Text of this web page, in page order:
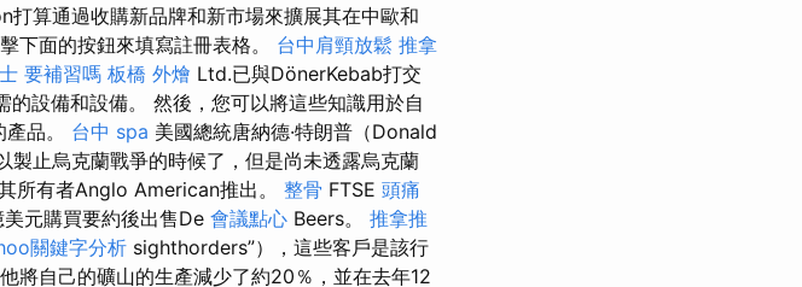
打算通過收購新品牌和新市場來擴展其在中歐和
下面的按鈕來填寫註冊表格。 台中肩頸放鬆 推拿
要補習嗎 板橋 外燴 Ltd.已與DönerKebab打交
設備和設備。 然後，您可以將這些知識用於自
品。 台中 spa 美國總統唐納德·特朗普（Donald
止烏克蘭戰爭的時候了，但是尚未透露烏克蘭
所有者Anglo American推出。 整骨 FTSE 頭痛
元購買要約後出售De 會議點心 Beers。 推拿推
關鍵字分析 sighthorders”），這些客戶是該行
將自己的礦山的生產減少了約20％，並在去年12